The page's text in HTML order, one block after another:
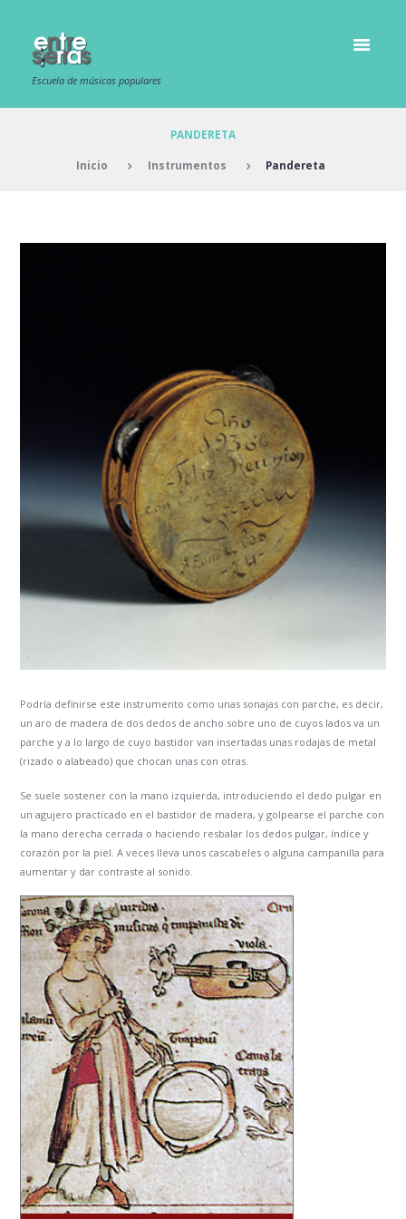
Escuela de músicas populares
PANDERETA
Inicio Instrumentos Pandereta
Podría definirse este instrumento como unas sonajas con parche, es decir,
un aro de madera de dos dedos de ancho sobre uno de cuyos lados va un
parche y a lo largo de cuyo bastidor van insertadas unas rodajas de metal
(rizado o alabeado) que chocan unas con otras.
Se suele sostener con la mano izquierda, introduciendo el dedo pulgar en
un agujero practicado en el bastidor de madera, y golpearse el parche con
la mano derecha cerrada o haciendo resbalar los dedos pulgar, índice y
corazón por la piel. A veces lleva unos cascabeles o alguna campanilla para
aumentar y dar contraste al sonido.